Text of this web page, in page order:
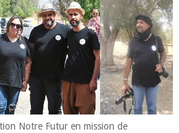
Notre Futur en mission de